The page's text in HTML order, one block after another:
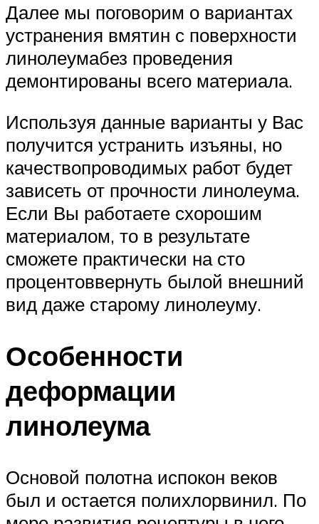
Далее мы поговорим о вариантах
устранения вмятин с поверхности
линолеумабез проведения
демонтированы всего материала.
Используя данные варианты у Вас
получится устранить изъяны, но
качествопроводимых работ будет
зависеть от прочности линолеума.
Если Вы работаете схорошим
материалом, то в результате
сможете практически на сто
процентоввернуть былой внешний
вид даже старому линолеуму.
Особенности
деформации
линолеума
Основой полотна испокон веков
был и остается полихлорвинил. По